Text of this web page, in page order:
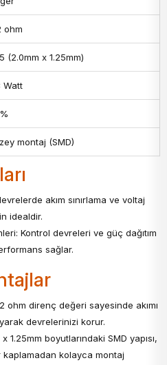
ohm
(2.0mm x 1.25mm)
Watt
montaj (SMD)
akım sınırlama ve voltaj
idealdir.
Kontrol devreleri ve güç dağıtım
sağlar.
ohm direnç değeri sayesinde akımı
devrelerinizi korur.
1.25mm boyutlarındaki SMD yapısı,
kaplamadan kolayca montaj